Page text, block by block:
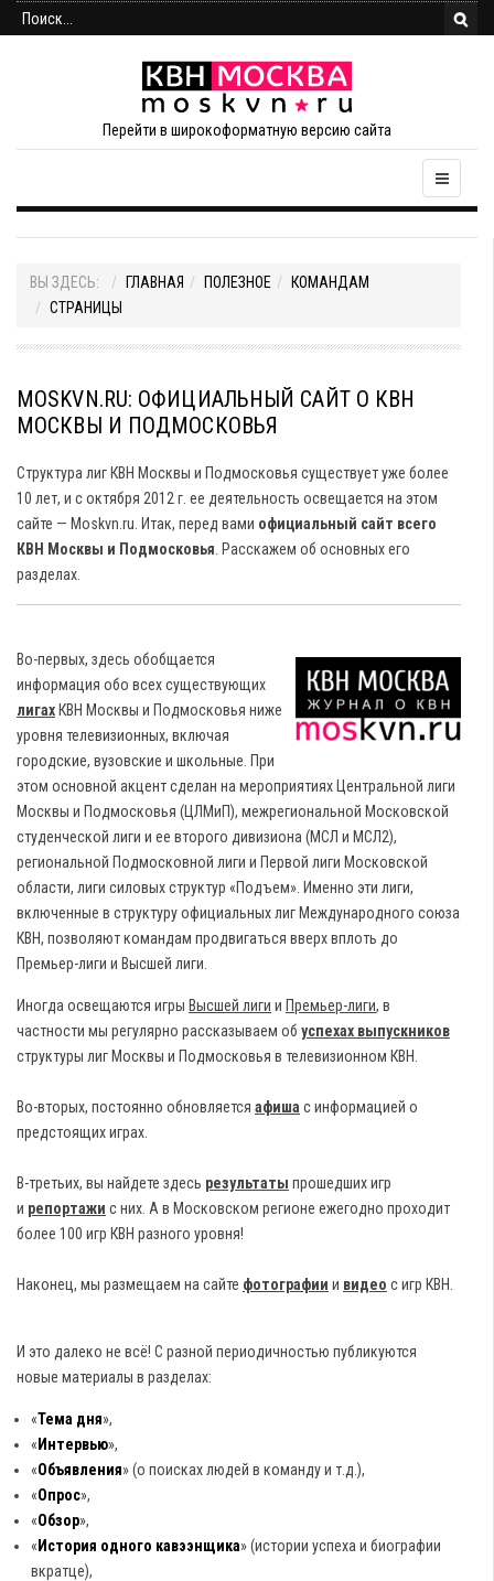
Перейти в широкоформатную версию сайта
ВЫ ЗДЕСЬ: ГЛАВНАЯ ПОЛЕЗНОЕ
КОМАНДАМ
СТРАНИЦЫ
MOSKVN.RU: ОФИЦИАЛЬНЫЙ САЙТ О КВН
МОСКВЫ И ПОДМОСКОВЬЯ
Структура лиг КВН Москвы и Подмосковья существует уже более
10 лет, и с октября 2012 г. ее деятельность освещается на этом
сайте — Moskvn.ru. Итак, перед вами официальный сайт всего
КВН Москвы и Подмосковья Расскажем об основных его
разделах.
Во-первых, здесь обобщается
информация обо всех существующих
лигах КВН Москвы и Подмосковья ниже
уровня телевизионных, включая
городские, вузовские и школьные. При
этом основной акцент сделан на мероприятиях Центральной лиги
Москвы и Подмосковья (ЦЛМиП), межрегиональной Московской
студенческой лиги и ее второго дивизиона (МСЛ и МСЛ2),
региональной Подмосковной лиги и Первой лиги Московской
области, лиги силовых структур «Подъем». Именно эти лиги,
включенные в структуру официальных лиг Международного союза
КВН, позволяют командам продвигаться вверх вплоть до
Премьер-лиги и Высшей лиги.
Иногда освещаются игры Высшей лиги и Премьер-лиги, в
частности мы регулярно рассказываем об успехах выпускников
структуры лиг Москвы и Подмосковья в телевизионном КВН.
Во-вторых, постоянно обновляется афиша с информацией о
предстоящих играх.
В-третьих, вы найдете здесь результаты прошедших игр
и репортажи с них. А в Московском регионе ежегодно проходит
более 100 игр КВН разного уровня!
Наконец, мы размещаем на сайте фотографии и видео с игр КВН.
И это далеко не всё! С разной периодичностью публикуются
новые материалы в разделах:
«Тема дня»,
« Интервью»,
«Объявления» (о поисках людей в команду и т.д.),
«Опрос»,
«Обзор»,
« История одного кавээнщика» (истории успеха и биографии
вкратце),